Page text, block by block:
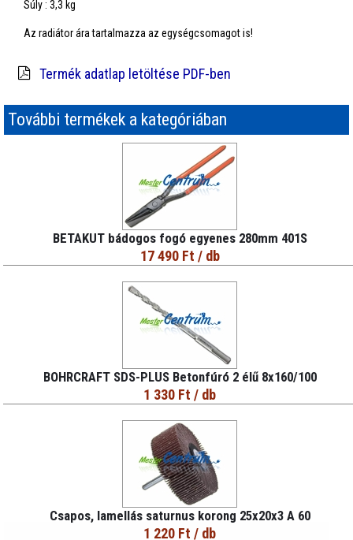
Súly : 3,3 kg
Az radiátor ára tartalmazza az egységcsomagot is!
Termék adatlap letöltése PDF-ben
További termékek a kategóriában
BETAKUT bádogos fogó egyenes 280mm 401S
17 490 Ft / db
BOHRCRAFT SDS-PLUS Betonfúró 2 élű 8x160/100
1 330 Ft / db
Csapos, lamellás saturnus korong 25x20x3 A 60
1 220 Ft / db